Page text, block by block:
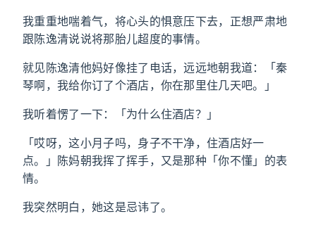
我重重地喘着气，将心头的惧意压下去，正想严肃地
跟陈逸清说说将那胎儿超度的事情。
就见陈逸清他妈好像挂了电话，远远地朝我道：「秦
琴啊，我给你订了个酒店，你在那里住几天吧。」
我听着愣了一下：「为什么住酒店？」
「哎呀，这小月子吗，身子不干净，住酒店好一
点。」陈妈朝我挥了挥手，又是那种「你不懂」的表
情。
我突然明白，她这是忌讳了。